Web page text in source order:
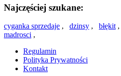
Najczęściej szukane:
cyganka sprzedaje , dzinsy , błękit,
madrosci ,
Regulamin
Polityka Prywatności
Kontakt